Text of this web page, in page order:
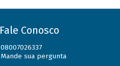
Fale Conosco
08007026337
Mande sua pergunta